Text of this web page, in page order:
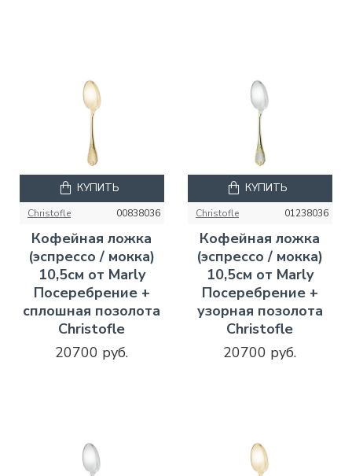
Christofle 00838036
Кофейная ложка
(эспрессо / мокка)
10,5см от Marly
Посеребрение +
сплошная позолота
Christofle
20700 руб.
КУПИТЬ
Christofle 01238036
Кофейная ложка
(эспрессо / мокка)
10,5см от Marly
Посеребрение +
узорная позолота
Christofle
20700 руб.
КУПИТЬ